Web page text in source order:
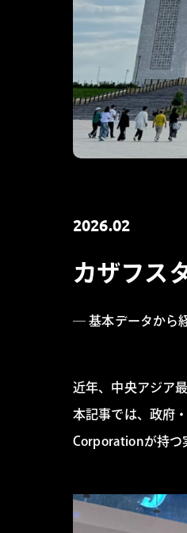
2026.02
カザフス
― 基本データから
近年、中央アジア
本記事では、政府
Corporationが持つ